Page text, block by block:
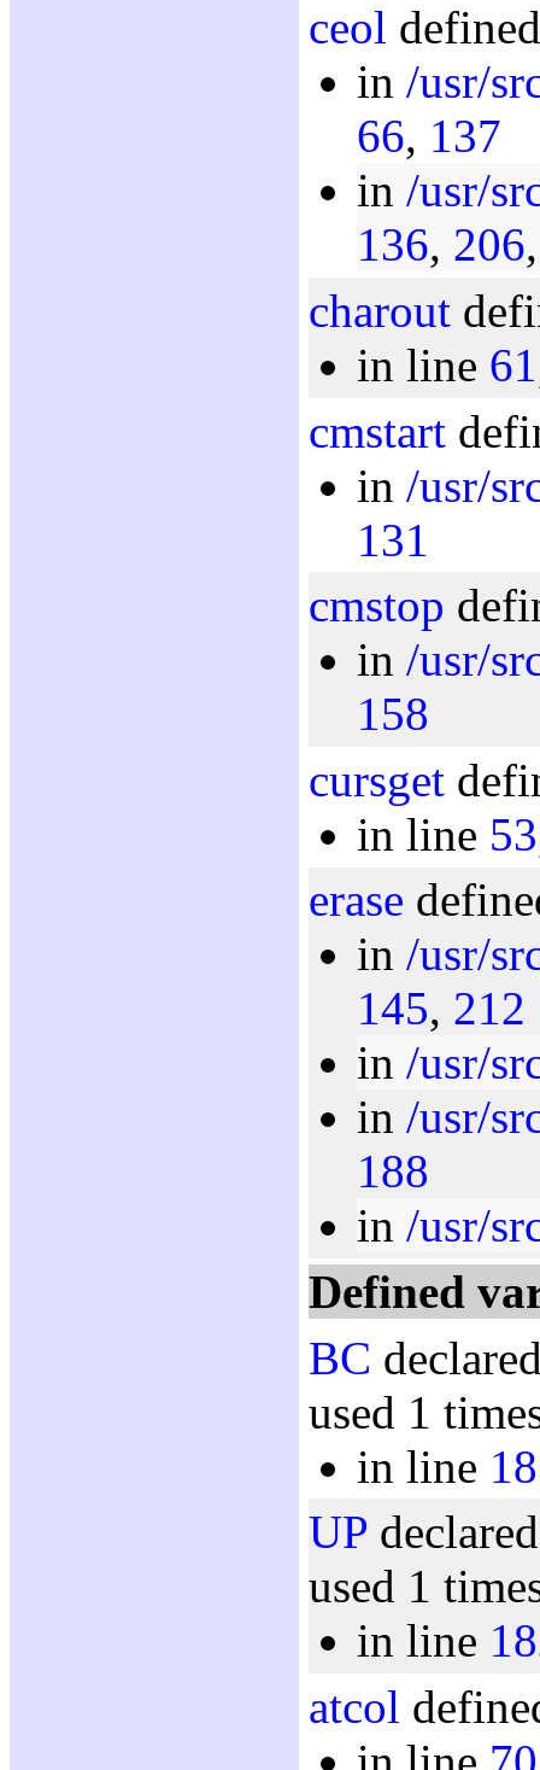
ceol
in /usr/
66, 137
in /usr/
136, 206
charout
in line 61
cmstart
in /usr/
131
cmstop
in /usr/
158
cursget
in line 53
erase
in /usr/
145, 212
in /usr/
in /usr/
188
in /usr/
Defined
BC
used 1
in line
UP
used 1
in line
atcol